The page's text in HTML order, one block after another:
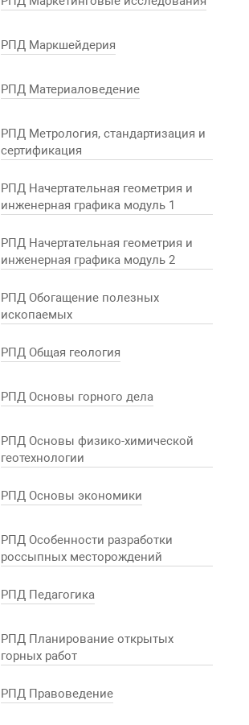
РПД Маркшейдерия
РПД Материаловедение
РПД Метрология, стандартизация и
сертификация
РПД Начертательная геометрия и
инженерная графика модуль 1
РПД Начертательная геометрия и
инженерная графика модуль 2
РПД Обогащение полезных
ископаемых
РПД Общая геология
РПД Основы горного дела
РПД Основы физико-химической
геотехнологии
РПД Основы экономики
РПД Особенности разработки
россыпных месторождений
РПД Педагогика
РПД Планирование открытых
горных работ
РПД Правоведение